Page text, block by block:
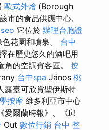
歐式外燴 (Borough
市的食品供應中心。
它位於 辦理台胞證
花園和噴泉。 台中
在歷史悠久的酒吧用
的空調賓客區。 按
台中spa János 桃
露臺可欣賞聖伊斯特
學按摩 維多利亞市中心
愛爾蘭時報》、《邱
Out 數位行銷 台中 整